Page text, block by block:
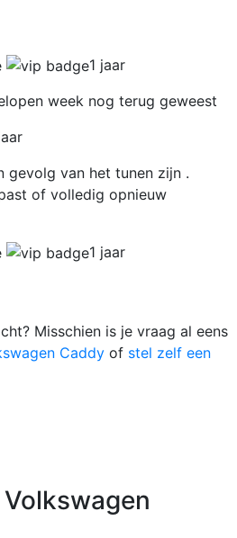
1 jaar
week nog terug geweest
gevolg van het tunen zijn .
of volledig opnieuw
1 jaar
Misschien is je vraag al eens
Caddy of stel zelf een